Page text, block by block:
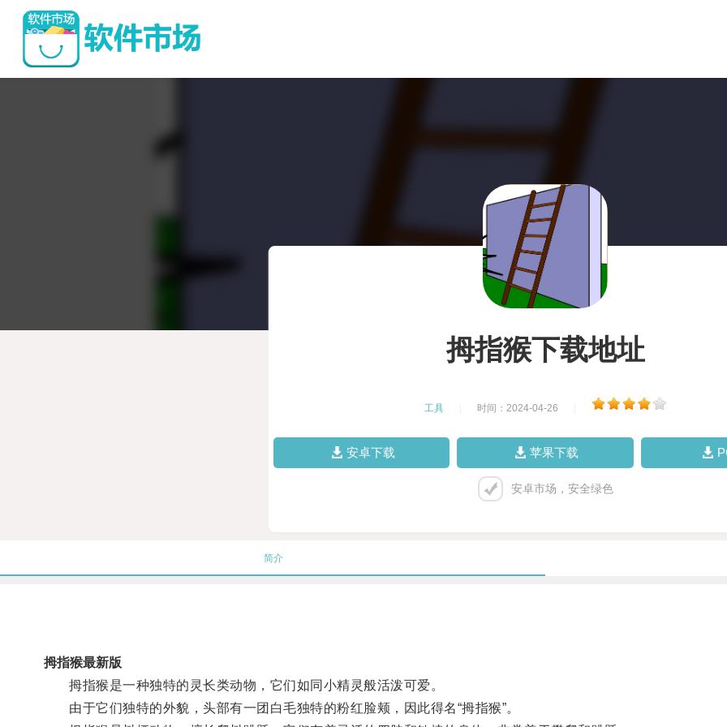
拇指猴下载地址
工具 时间：2024-04-26
安卓下载 苹果下载
安卓市场，安全绿色
简介
拇指猴最新版
拇指猴是一种独特的灵长类动物，它们如同小精灵般活泼可爱。
由于它们独特的外貌，头部有一团白毛独特的粉红脸颊，因此得名“拇指猴”。